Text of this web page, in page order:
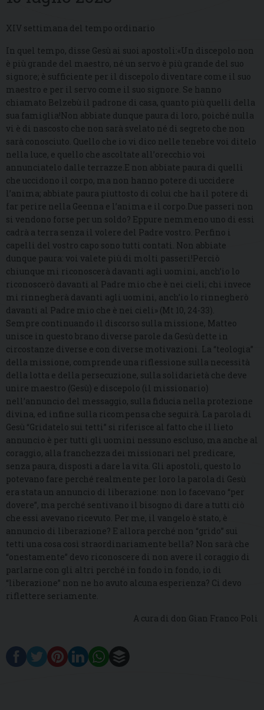
XIV settimana del tempo ordinario
In quel tempo, disse Gesù ai suoi apostoli:«Un discepolo non
è più grande del maestro, né un servo è più grande del suo
signore; è sufficiente per il discepolo diventare come il suo
maestro e per il servo come il suo signore. Se hanno
chiamato Belzebù il padrone di casa, quanto più quelli della
sua famiglia!Non abbiate dunque paura di loro, poiché nulla
vi è di nascosto che non sarà svelato né di segreto che non
sarà conosciuto. Quello che io vi dico nelle tenebre voi ditelo
nella luce, e quello che ascoltate all’orecchio voi
annunciatelo dalle terrazze.E non abbiate paura di quelli
che uccidono il corpo, ma non hanno potere di uccidere
l’anima; abbiate paura piuttosto di colui che ha il potere di
far perire nella Geenna e l’anima e il corpo.Due passeri non
si vendono forse per un soldo? Eppure nemmeno uno di essi
cadrà a terra senza il volere del Padre vostro. Perfino i
capelli del vostro capo sono tutti contati. Non abbiate
dunque paura: voi valete più di molti passeri!Perciò
chiunque mi riconoscerà davanti agli uomini, anch’io lo
riconoscerò davanti al Padre mio che è nei cieli; chi invece
mi rinnegherà davanti agli uomini, anch’io lo rinnegherò
davanti al Padre mio che è nei cieli» (Mt 10, 24-33).
Sempre continuando il discorso sulla missione, Matteo
unisce in questo brano diverse parole da Gesù dette in
circostanze diverse e con diverse motivazioni. La “teologia”
della missione, comprende una riflessione sulla necessità
della lotta e della persecuzione, sulla solidarietà che deve
unire maestro (Gesù) e discepolo (il missionario)
nell’annuncio del messaggio, sulla fiducia nella protezione
divina, ed infine sulla ricompensa che seguirà. La parola di
Gesù “Gridatelo sui tetti” si riferisce al fatto che il lieto
annuncio è per tutti gli uomini nessuno escluso, ma anche al
coraggio, alla franchezza dei missionari nel predicare,
senza paura, disposti a dare la vita. Gli apostoli, questo lo
potevano fare perché realmente per loro la parola di Gesù
era stata un annuncio di liberazione: non lo facevano “per
dovere”, ma perché sentivano il bisogno di dare a tutti ciò
che essi avevano ricevuto. Per me, il vangelo è stato, è
annuncio di liberazione? E allora perché non “grido” sui
tetti una cosa così straordinariamente bella? Non sarà che
“onestamente” devo riconoscere di non avere il coraggio di
parlarne con gli altri perché in fondo in fondo, io di
“liberazione” non ne ho avuto alcuna esperienza? Ci devo
riflettere seriamente.
A cura di don Gian Franco Poli